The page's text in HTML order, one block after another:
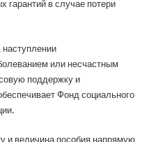
гарантий в случае потери
или несчастным
поддержку и
Фонд социального
и величина пособия напрямую